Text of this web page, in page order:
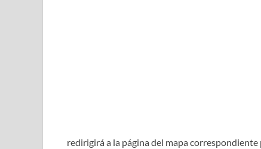
redirigirá a la página del mapa